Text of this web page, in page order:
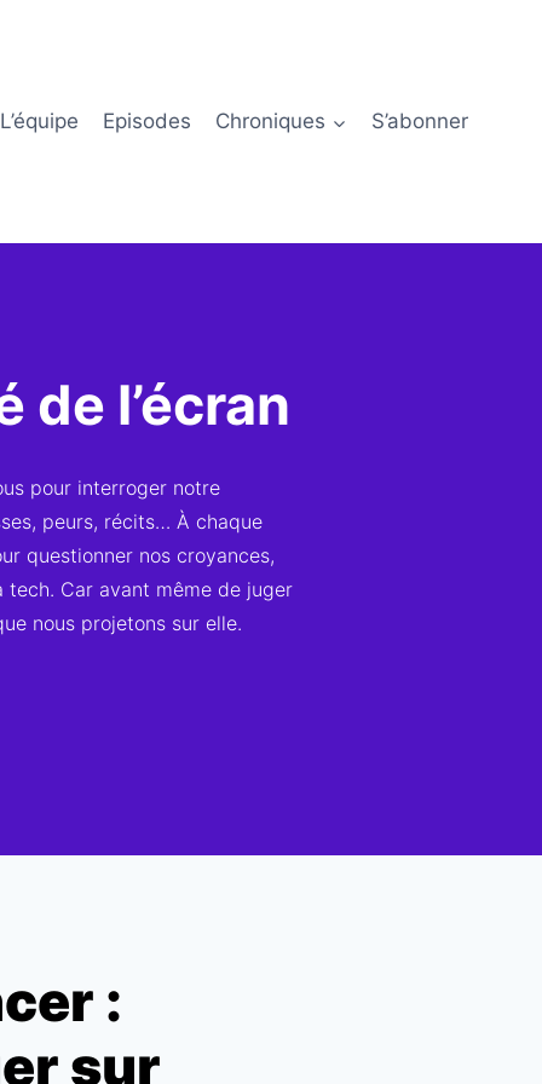
L’équipe Episodes Chroniques S’abonner
de l’écran
pour interroger notre
peurs, récits… À chaque
questionner nos croyances,
Car avant même de juger
nous projetons sur elle.
:
sur